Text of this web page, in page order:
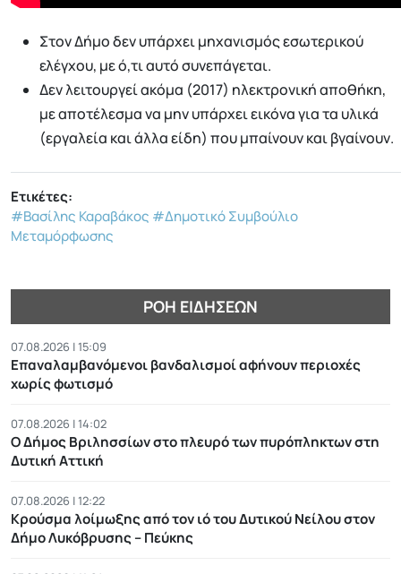
Στον Δήμο δεν υπάρχει μηχανισμός εσωτερικού
ελέγχου, με ό,τι αυτό συνεπάγεται.
Δεν λειτουργεί ακόμα (2017) ηλεκτρονική αποθήκη,
με αποτέλεσμα να μην υπάρχει εικόνα για τα υλικά
(εργαλεία και άλλα είδη) που μπαίνουν και βγαίνουν.
Ετικέτες:
#Βασίλης Καραβάκος #Δημοτικό Συμβούλιο
Μεταμόρφωσης
ΡΟΉ ΕΙΔΉΣΕΩΝ
07.08.2026 | 15:09
Επαναλαμβανόμενοι βανδαλισμοί αφήνουν περιοχές
χωρίς φωτισμό
07.08.2026 | 14:02
Ο Δήμος Βριλησσίων στο πλευρό των πυρόπληκτων στη
Δυτική Αττική
07.08.2026 | 12:22
Κρούσμα λοίμωξης από τον ιό του Δυτικού Νείλου στον
Δήμο Λυκόβρυσης – Πεύκης